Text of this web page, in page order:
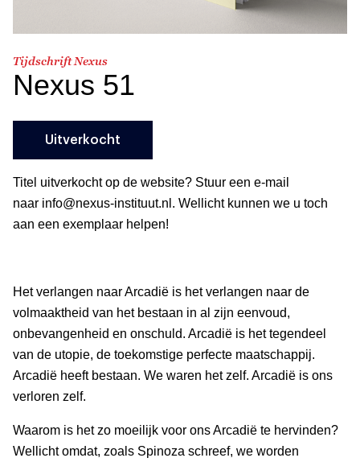
Tijdschrift Nexus
Nexus 51
Uitverkocht
Titel uitverkocht op de website? Stuur een e-mail
naar info@nexus-instituut.nl. Wellicht kunnen we u toch
aan een exemplaar helpen!
Het verlangen naar Arcadië is het verlangen naar de
volmaaktheid van het bestaan in al zijn eenvoud,
onbevangenheid en onschuld. Arcadië is het tegendeel
van de utopie, de toekomstige perfecte maatschappij.
Arcadië heeft bestaan. We waren het zelf. Arcadië is ons
verloren zelf.
Waarom is het zo moeilijk voor ons Arcadië te hervinden?
Wellicht omdat, zoals Spinoza schreef, we worden